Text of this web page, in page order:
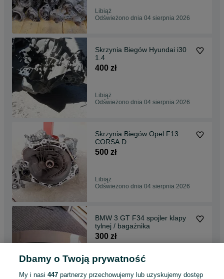
Libiąż
Odświeżono dnia 04 sierpnia 2026
Skrzynia Biegów Hyundai i30
1.4
400 zł
Libiąż
Odświeżono dnia 04 sierpnia 2026
Skrzynia Biegów Opel F13
CORSA D
500 zł
Libiąż
Odświeżono dnia 04 sierpnia 2026
BMW 3 GT F34 spojler klapy
tylnej / bagażnika
300 zł
Libiąż
Odświeżono dnia 04 sierpnia 2026
Dbamy o Twoją prywatność
My i nasi447 partnerzy przechowujemy lub uzyskujemy dostęp